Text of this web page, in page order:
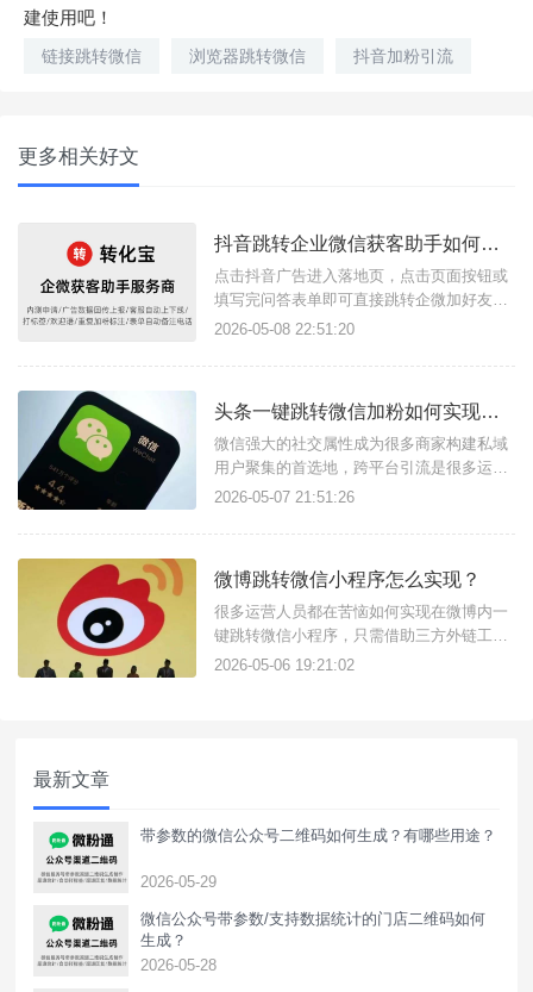
建使用吧！
链接跳转微信 浏览器跳转微信 抖音加粉引流
更多相关好文
抖音跳转企业微信获客助手如何搭建落地页？
点击抖音广告进入落地页，点击页面按钮或
填写完问答表单即可直接跳转企微加好友页
面，这样的广告引流方案是如何实现的？其
地页搭建功能即可，获客助手支持任意场景
量转化的方式尤其适合商家用户构建私域流
量。简单几步快速搭建广告落地页链
2026-05-08 22:51:20
头条一键跳转微信加粉如何实现？跨平台引流工具使用方法
微信强大的社交属性成为很多商家构建私域
用户聚集的首选地，跨平台引流是很多运营
推广人员必备技能，只需找对工具可以很简
具，可实现头条一键跳转微信加好友，还支
等。功能实现原理：微信外链：核心原理是
微信外链功能，这是一种合规的支
2026-05-07 21:51:26
微博跳转微信小程序怎么实现？
很多运营人员都在苦恼如何实现在微博内一
键跳转微信小程序，只需借助三方外链工具
即可实现，比如：天天外链，不需要复杂的
2026-05-06 19:21:02
最新文章
带参数的微信公众号二维码如何生成？有哪些用途？
2026-05-29
微信公众号带参数/支持数据统计的门店二维码如何
生成？
2026-05-28